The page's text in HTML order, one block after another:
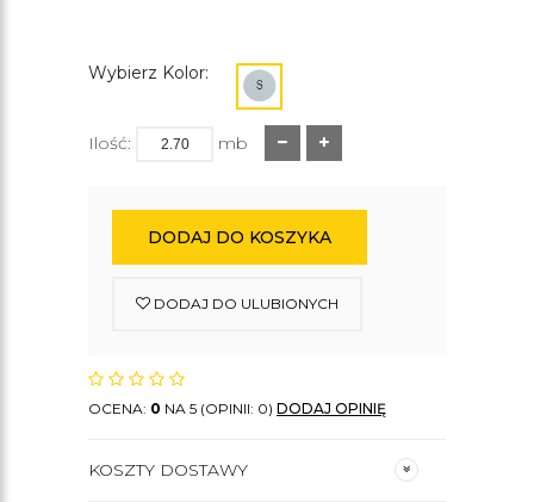
Wybierz Kolor:
Ilość: mb
DODAJ DO KOSZYKA
DODAJ DO ULUBIONYCH
OCENA: 0 NA 5 (OPINII: 0) DODAJ OPINIĘ
KOSZTY DOSTAWY